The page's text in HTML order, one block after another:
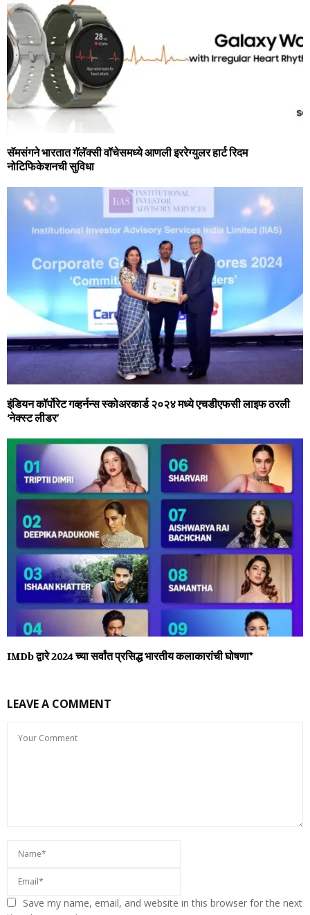
सॅमसंगने भारतात गॅलॅक्‍सी वॉचेसमध्‍ये आणली इररेग्‍युलर हार्ट रिदम
नोटिफिकेशनची सुविधा
इंडियन कॉर्पोरेट गव्हर्नन्स स्कोअरकार्ड २०२४ मध्ये एचडीएफसी लाइफ ठरली
‘नेक्स्ट लीडर’
IMDb द्वारे 2024 च्या सर्वांत प्रसिद्ध भारतीय कलाकारांची घोषणा*
LEAVE A COMMENT
Save my name, email, and website in this browser for the next